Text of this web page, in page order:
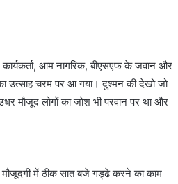
आम नागरिक, बीएसएफ के जवान और
उत्साह चरम पर आ गया। दुश्मन की देखो जो
मौजूद लोगों का जोश भी परवान पर था और
मौजूदगी में ठीक सात बजे गड्ढे करने का काम